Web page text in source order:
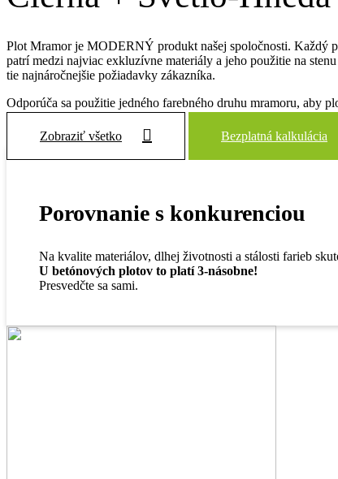
Plot Mramor je MODERNÝ produkt našej spoločnosti. Každý
patrí medzi najviac exkluzívne materiály a jeho použitie na
tie najnáročnejšie požiadavky zákazníka.
Odporúča sa použitie jedného farebného druhu mramoru, aby
Zobraziť všetko Bezplatná kalkulácia
Porovnanie s konkurenciou
Na kvalite materiálov, dlhej životnosti a stálosti farieb
U betónových plotov to platí 3-násobne!
Presvedčte sa sami.